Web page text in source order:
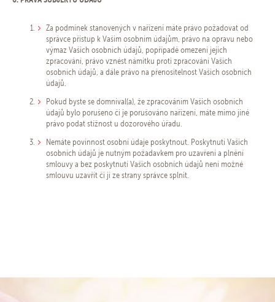
​Za podmínek stanovených v nařízení máte právo požadovat od
správce přístup k Vašim osobním údajům, právo na opravu nebo
výmaz Vašich osobních údajů, popřípadě omezení jejich
zpracování, právo vznést námitku proti zpracování Vašich
osobních údajů, a dále právo na přenositelnost Vašich osobních
údajů.
Pokud byste se domníval(a), že zpracováním Vašich osobních
údajů bylo porušeno či je porušováno nařízení, máte mimo jiné
právo podat stížnost u dozorového úřadu.
Nemáte povinnost osobní údaje poskytnout. Poskytnutí Vašich
osobních údajů je nutným požadavkem pro uzavření a plnění
smlouvy a bez poskytnutí Vašich osobních údajů není možné
smlouvu uzavřít či jí ze strany správce splnit.